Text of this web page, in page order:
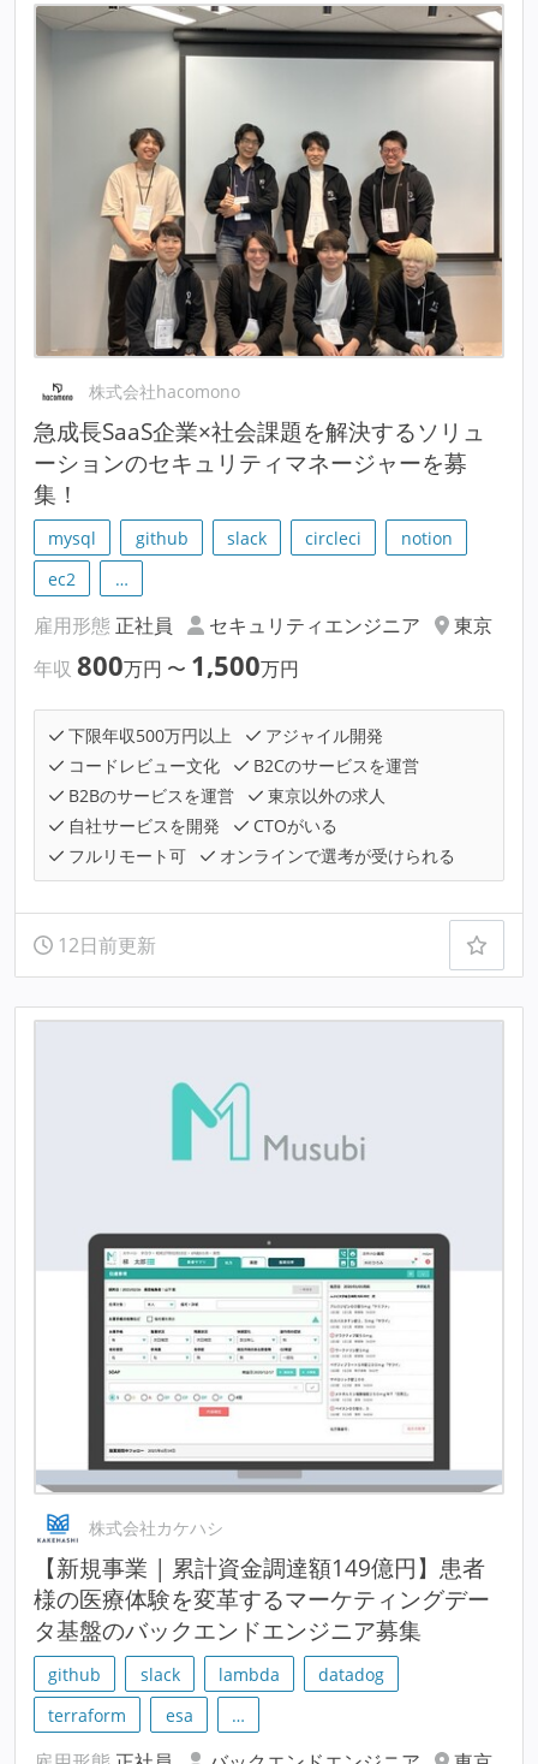
株式会社hacomono
急成長SaaS企業×社会課題を解決するソリュ
ーションのセキュリティマネージャーを募
集！
mysql github slack circleci
notion
ec2
…
雇用形態 正社員 セキュリティエンジニア
東京
年収 800万円 〜 1,500万円
下限年収500万円以上
アジャイル開発
コードレビュー文化
B2Cのサービスを運営
B2Bのサービスを運営
東京以外の求人
自社サービスを開発
CTOがいる
フルリモート可
オンラインで選考が受けられる
12日前更新
株式会社カケハシ
【新規事業 | 累計資金調達額149億円】患者
様の医療体験を変革するマーケティングデー
タ基盤のバックエンドエンジニア募集
github slack lambda
datadog
terraform
esa …